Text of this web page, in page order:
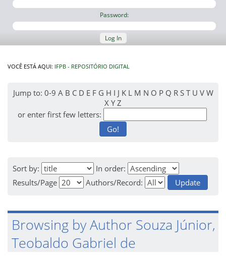
Password:
Log In
VOCÊ ESTÁ AQUI: IFPB - REPOSITÓRIO DIGITAL
Jump to: 0-9 A B C D E F G H I J K L M N O P Q R S T U V W
X Y Z
or enter first few letters:
Sort by:
In order:
Results/Page
Authors/Record:
Browsing by Author Souza Júnior,
Teobaldo Gabriel de